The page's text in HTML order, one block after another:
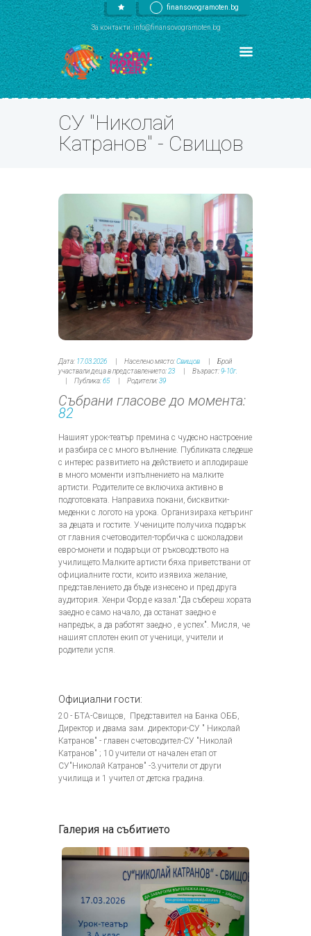
finansovogramoten.bg
За контакти: info@finansovogramoten.bg
СУ "Николай
Катранов" - Свищов
Дата: 17.03.2026 Населено място:Свищов
Брой
участвали деца в представлението: 23 Възраст:9-10г.
Публика:65 Родители:39
Събрани гласове до момента:
82
Нашият урок-театър премина с чудесно настроение
и разбира се с много вълнение. Публиката следеше
с интерес развитието на действието и аплодираше
в много моменти изпълнението на малките
артисти. Родителите се включиха активно в
подготовката. Направиха покани, бисквитки-
меденки с логото на урока. Организираха кетъринг
за децата и гостите. Учениците получиха подарък
от главния счетоводител-торбичка с шоколадови
евро-монети и подаръци от ръководството на
училището.Малките артисти бяха приветствани от
официалните гости, които изявиха желание,
представлението да бъде изнесено и пред друга
аудитория. Хенри Форд е казал:"Да събереш хората
заедно е само начало, да останат заедно е
напредък, а да работят заедно , е успех". Мисля, че
нашият сплотен екип от ученици, учители и
родители успя.
Официални гости:
20 - БТА-Свищов, Представител на Банка ОББ,
Директор и двама зам. директори-СУ " Николай
Катранов" - главен счетоводител-СУ "Николай
Катранов" ; 10 учители от начален етап от
СУ"Николай Катранов" -3.учители от други
училища и 1 учител от детска градина.
Галерия на събитието